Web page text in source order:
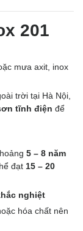
201
mưa axit, inox
trời tại Hà Nội,
tĩnh điện để
5 – 8 năm
đạt 15 – 20
nghiệt
hóa chất nên